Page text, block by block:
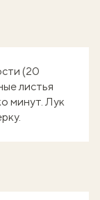
(20
листья
минут. Лук